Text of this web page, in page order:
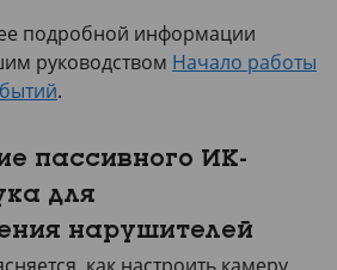
подробной информации
руководством Начало работы
.
пассивного ИК-
для
нарушителей
как настроить камеру